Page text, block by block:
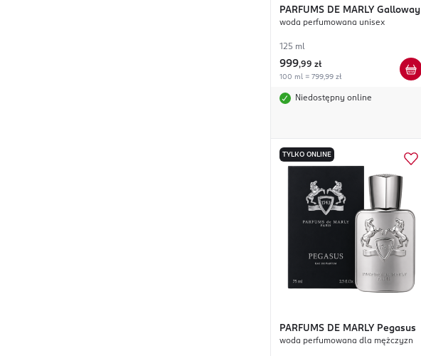
PARFUMS DE MARLY Galloway
woda perfumowana unisex
125 ml
999,99 zł
100 ml = 799,99 zł
Niedostępny online
TYLKO ONLINE
PARFUMS DE MARLY Pegasus
woda perfumowana dla mężczyzn